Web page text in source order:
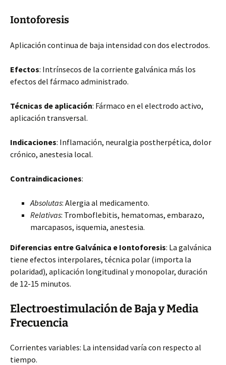
Iontoforesis
Aplicación continua de baja intensidad con dos electrodos.
Efectos: Intrínsecos de la corriente galvánica más los
efectos del fármaco administrado.
Técnicas de aplicación: Fármaco en el electrodo activo,
aplicación transversal.
Indicaciones: Inflamación, neuralgia postherpética, dolor
crónico, anestesia local.
Contraindicaciones:
Absolutas: Alergia al medicamento.
Relativas: Tromboflebitis, hematomas, embarazo,
marcapasos, isquemia, anestesia.
Diferencias entre Galvánica e Iontoforesis: La galvánica
tiene efectos interpolares, técnica polar (importa la
polaridad), aplicación longitudinal y monopolar, duración
de 12-15 minutos.
Electroestimulación de Baja y Media
Frecuencia
Corrientes variables: La intensidad varía con respecto al
tiempo.